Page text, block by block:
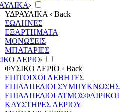
›
ΥΔΡΑΥΛΙΚΑ ‹ Back
ΣΩΛΗΝΕΣ
ΕΞΑΡΤΗΜΑΤΑ
ΜΟΝΩΣΕΙΣ
ΜΠΑΤΑΡΙΕΣ
ΑΕΡΙΟ›
ΦΥΣΙΚΟ ΑΕΡΙΟ ‹ Back
ΕΠΙΤΟΙΧΟΙ ΛΕΒΗΤΕΣ
ΕΠΙΔΑΠΕΔΙΟΙ ΣΥΜΠΥΚΝΩΣΗΣ
ΕΠΙΔΑΠΕΔΙΟΙ ΑΤΜΟΣΦΑΙΡΙΚΟΙ
ΚΑΥΣΤΗΡΕΣ ΑΕΡΙΟΥ